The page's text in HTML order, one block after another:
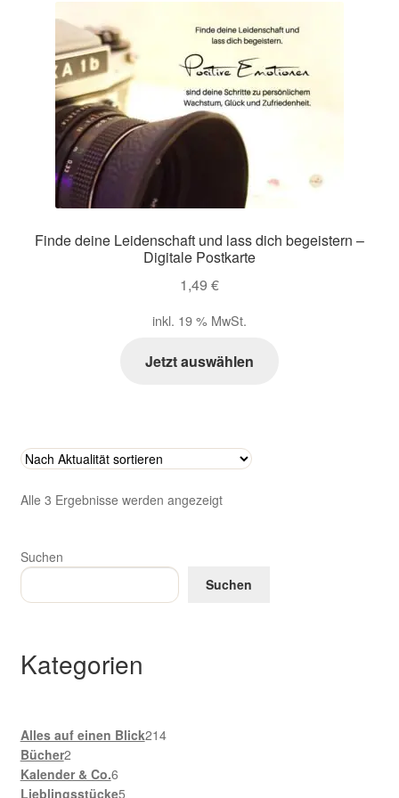
Finde deine Leidenschaft und lass dich begeistern –
Digitale Postkarte
1,49 €
inkl. 19 % MwSt.
Jetzt auswählen
Alle 3 Ergebnisse werden angezeigtNach
Suchen
Suchen
Kategorien
Alles auf einen Blick214214
Bücher22
Produkte
Kalender & Co.66
Produkte
Lieblingsstücke55